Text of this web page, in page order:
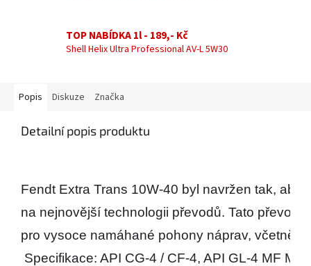
TOP NABÍDKA 1l - 189,- Kč
Shell Helix Ultra Professional AV-L 5W30
Popis Diskuze Značka
Detailní popis produktu
Fendt Extra Trans 10W-40 byl navržen tak,
na nejnovější technologii převodů. Tato
pro vysoce namáhané pohony náprav, včetně
Specifikace: API CG-4 / CF-4, API GL-4 MF M-